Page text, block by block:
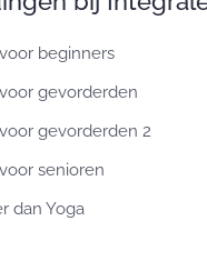
beginners
gevorderden
gevorderden 2
senioren
dan Yoga